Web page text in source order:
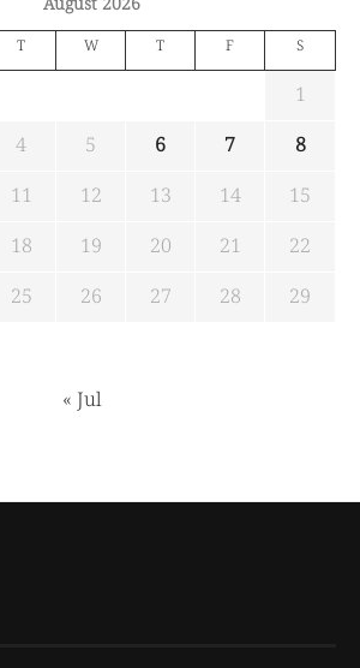
T W T F S
1
4 5 6 7
8
11 12 13 14
15
18 19 20 21
22
25 26 27 28
29
« Jul